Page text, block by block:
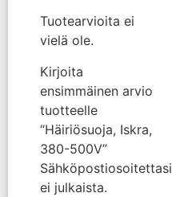
Tuotearvioita ei
vielä ole.
Kirjoita
ensimmäinen arvio
tuotteelle
“Häiriösuoja, Iskra,
380-500V”
Sähköpostiosoitettasi
ei julkaista.